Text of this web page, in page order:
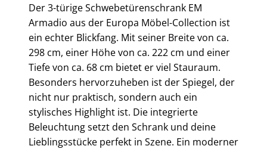
Der 3-türige Schwebetürenschrank EM
Armadio aus der Europa Möbel-Collection ist
ein echter Blickfang. Mit seiner Breite von ca.
298 cm, einer Höhe von ca. 222 cm und einer
Tiefe von ca. 68 cm bietet er viel Stauraum.
Besonders hervorzuheben ist der Spiegel, der
nicht nur praktisch, sondern auch ein
stylisches Highlight ist. Die integrierte
Beleuchtung setzt den Schrank und deine
Lieblingsstücke perfekt in Szene. Ein moderner